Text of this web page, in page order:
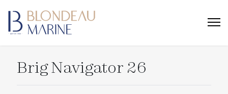
Brig Navigator 26